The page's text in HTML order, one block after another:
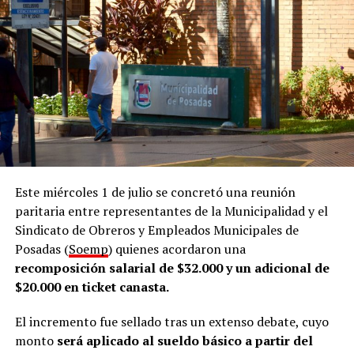
reciben alrededor de 30 currículums por día de
personas en búsqueda de una oportunidad laboral.
“Estamos hablando de querecibimos más de mil
personas por mesy, actualmente, trabajamos con unas
25 empresas por mes”, remarcó.
Acompañamiento
El director comentó que la Oficina de Empleo funciona
dentro de la Dirección de Empleo y Formación, que
también nuclea a la Oficina de Datos de la Municipalidad
de posadeña. En ese marco, señaló que el área desarrolla
tres líneas de trabajo.
De acuerdo con lo que contó Abrazian aLVM, la primera
línea de trabajo es laintermediación laboral
consiste en acompañar a quienes buscan empleo y, al
mismo tiempo, asistir a las empresas en los procesos de
Este miércoles 1 de julio se concretó una reunión
paritaria entre representantes de la Municipalidad y el
Sindicato de Obreros y Empleados Municipales de
Posadas (Soemp) quienes acordaron una
recomposición salarial de $32.000 y un adicional de
$20.000 en ticket canasta.
El incremento fue sellado tras un extenso debate, cuyo
monto será aplicado al sueldo básico a partir del